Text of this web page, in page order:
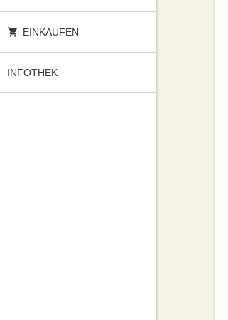
EINKAUFEN
INFOTHEK